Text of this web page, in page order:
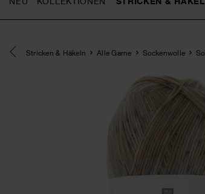
Eine Kategorie zurück navigieren
Stricken & Häkeln Alle Garne Sockenwolle